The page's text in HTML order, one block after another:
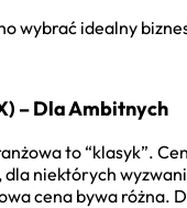
wybrać idealny
– Dla Ambitnych
to “klasyk”.
niektórych
cenabywa różna.